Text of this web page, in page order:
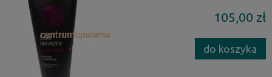
105,00 zł
do koszyka